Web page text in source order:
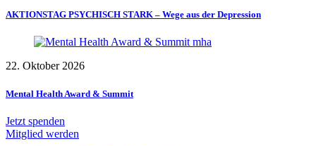
AKTIONSTAG PSYCHISCH STARK – Wege aus der Depression
22. Oktober 2026
Mental Health Award & Summit
Jetzt spenden
Mitglied werden